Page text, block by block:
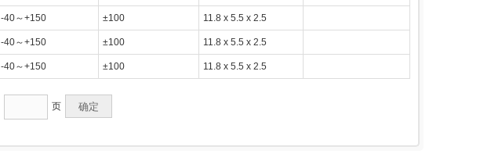
-40～+150 ±100 11.8 x 5.5 x 2.5
-40～+150 ±100 11.8 x 5.5 x 2.5
-40～+150 ±100 11.8 x 5.5 x 2.5
页 确定